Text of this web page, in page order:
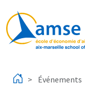
Événements